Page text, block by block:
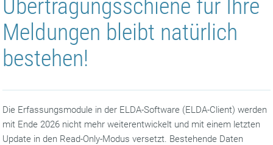
Übertragungsschiene für Ihre
Meldungen bleibt natürlich
bestehen!
Die Erfassungsmodule in der ELDA-Software (ELDA-Client) werden
mit Ende 2026 nicht mehr weiterentwickelt und mit einem letzten
Update in den Read-Only-Modus versetzt. Bestehende Daten